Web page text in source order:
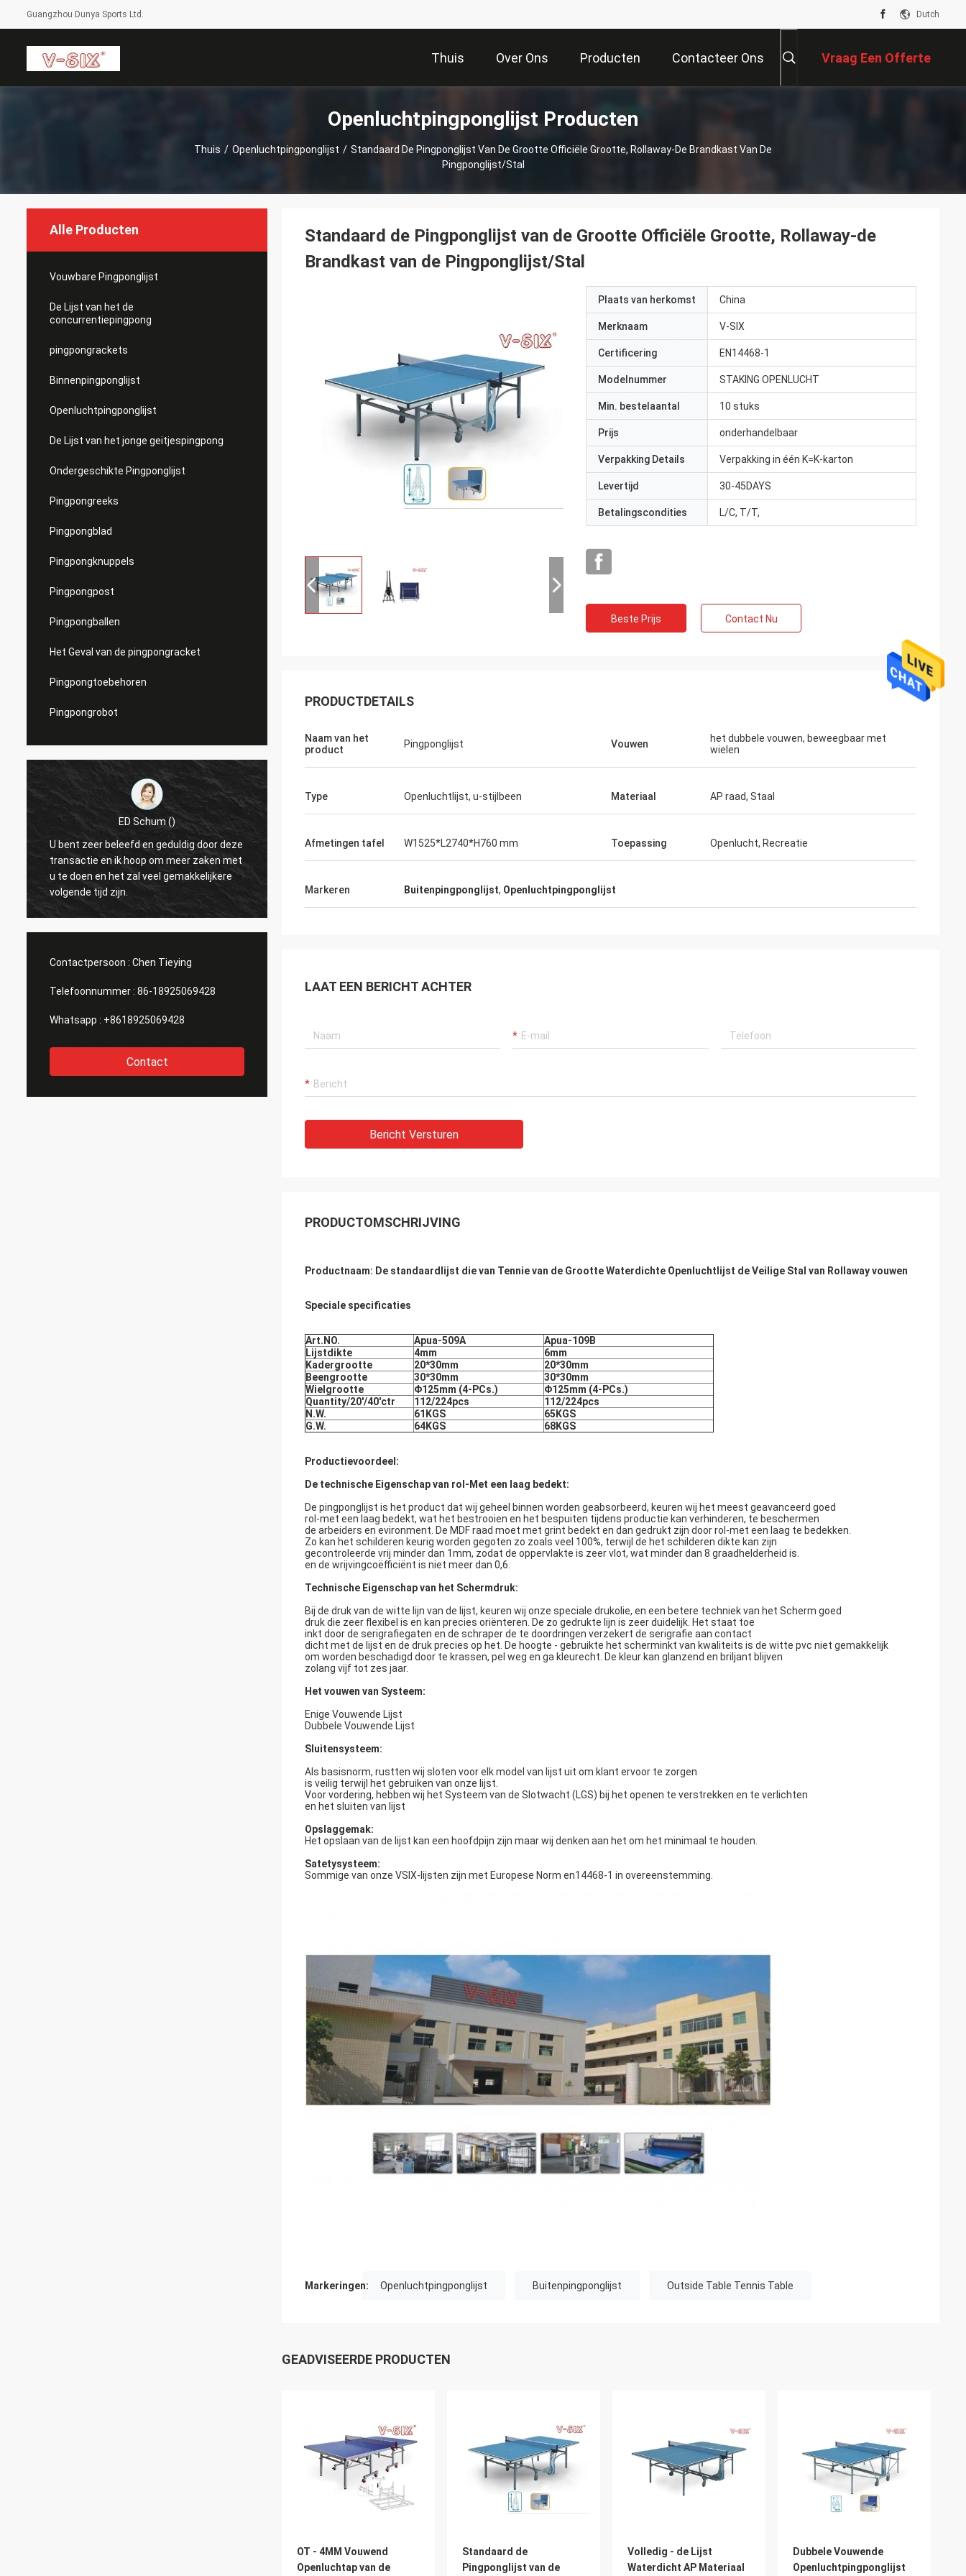
Guangzhou Dunya Sports Ltd. Dutch
Thuis Over Ons Producten Contacteer Ons Vraag Een Offerte
Openluchtpingponglijst Producten
Thuis / Openluchtpingponglijst / Standaard De Pingponglijst Van De Grootte Officiële Grootte, Rollaway-De Brandkast Van De
Pingponglijst/Stal
Alle Producten
Vouwbare Pingponglijst
De Lijst van het de
concurrentiepingpong
pingpongrackets
Binnenpingponglijst
Openluchtpingponglijst
De Lijst van het jonge geitjespingpong
Ondergeschikte Pingponglijst
Pingpongreeks
Pingpongblad
Pingpongknuppels
Pingpongpost
Pingpongballen
Het Geval van de pingpongracket
Pingpongtoebehoren
Pingpongrobot
ED Schum ()
U bent zeer beleefd en geduldig door deze
transactie en ik hoop om meer zaken met
u te doen en het zal veel gemakkelijkere
volgende tijd zijn.
Hello, KENHO Het schijnt dat wij hebben
goed zijn Dank voor uw baan
Anders Dahl
Dank u voor goede kwaliteit en verzending
de goede dienst en levert op tijd, zeer
Contactpersoon : Chen Tieying
Telefoonnummer : 86-18925069428
Whatsapp : +8618925069428
Contact
Standaard de Pingponglijst van de Grootte Officiële Grootte, Rollaway-de
Brandkast van de Pingponglijst/Stal
Plaats van herkomst China
Merknaam V-SIX
Certificering EN14468-1
Modelnummer STAKING OPENLUCHT
Min. bestelaantal 10 stuks
Prijs onderhandelbaar
Verpakking Details Verpakking in één K=K-karton
Levertijd 30-45DAYS
Betalingscondities L/C, T/T,
Beste Prijs Contact Nu
PRODUCTDETAILS
Naam van het
product
Pingponglijst Vouwen
het dubbele vouwen, beweegbaar met
wielen
Type Openluchtlijst, u-stijlbeen Materiaal AP raad, Staal
Afmetingen tafel W1525*L2740*H760 mm Toepassing Openlucht, Recreatie
Markeren Buitenpingponglijst, Openluchtpingponglijst
LAAT EEN BERICHT ACHTER
Bericht Versturen
PRODUCTOMSCHRIJVING
Productnaam: De standaardlijst die van Tennie van de Grootte Waterdichte Openluchtlijst de Veilige Stal van Rollaway vouwen
Speciale specificaties
Art.NO. Apua-509A
Apua-109B
Lijstdikte
4mm
6mm
Kadergrootte
20*30mm
20*30mm
Beengrootte
30*30mm
30*30mm
Wielgrootte
Φ125mm (4-PCs.)
Φ125mm (4-PCs.)
Quantity/20'/40'ctr
112/224pcs
112/224pcs
N.W.
61KGS
65KGS
G.W.
64KGS 68KGS
Productievoordeel:
De technische Eigenschap van rol-Met een laag bedekt:
De pingponglijst is het product dat wij geheel binnen worden geabsorbeerd, keuren wij het meest geavanceerd goed
rol-met een laag bedekt, wat het bestrooien en het bespuiten tijdens productie kan verhinderen, te beschermen
de arbeiders en evironment. De MDF raad moet met grint bedekt en dan gedrukt zijn door rol-met een laag te bedekken.
Zo kan het schilderen keurig worden gegoten zo zoals veel 100%, terwijl de het schilderen dikte kan zijn
gecontroleerde vrij minder dan 1mm, zodat de oppervlakte is zeer vlot, wat minder dan 8 graadhelderheid is.
en de wrijvingcoëfficiënt is niet meer dan 0,6.
Technische Eigenschap van het Schermdruk:
Bij de druk van de witte lijn van de lijst, keuren wij onze speciale drukolie, en een betere techniek van het Scherm goed
druk die zeer flexibel is en kan precies oriënteren. De zo gedrukte lijn is zeer duidelijk. Het staat toe
inkt door de serigrafiegaten en de schraper de te doordringen verzekert de serigrafie aan contact
dicht met de lijst en de druk precies op het. De hoogte - gebruikte het scherminkt van kwaliteits is de witte pvc niet gemakkelijk
om worden beschadigd door te krassen, pel weg en ga kleurecht. De kleur kan glanzend en briljant blijven
zolang vijf tot zes jaar.
Het vouwen van Systeem:
Enige Vouwende Lijst
Dubbele Vouwende Lijst
Sluitensysteem:
Als basisnorm, rustten wij sloten voor elk model van lijst uit om klant ervoor te zorgen
is veilig terwijl het gebruiken van onze lijst.
Voor vordering, hebben wij het Systeem van de Slotwacht (LGS) bij het openen te verstrekken en te verlichten
en het sluiten van lijst
Opslaggemak:
Het opslaan van de lijst kan een hoofdpijn zijn maar wij denken aan het om het minimaal te houden.
Satetysysteem:
Sommige van onze VSIX-lijsten zijn met Europese Norm en14468-1 in overeenstemming.
Markeringen: Openluchtpingponglijst Buitenpingponglijst Outside Table Tennis Table
GEADVISEERDE PRODUCTEN
OT - 4MM Vouwend
Openluchtap van de
Standaard de
Pingponglijst van de
Volledig - de Lijst
Waterdicht AP Materiaal
Dubbele Vouwende
Openluchtpingponglijst